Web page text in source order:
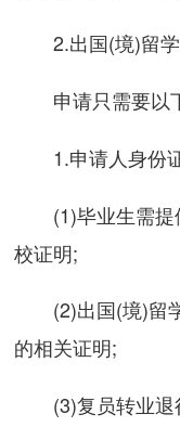
2.出国(境)留
申请只需要以
1.申请人身份
(1)毕业生需
校证明;
(2)出国(境)留
的相关证明;
(3)复员转业